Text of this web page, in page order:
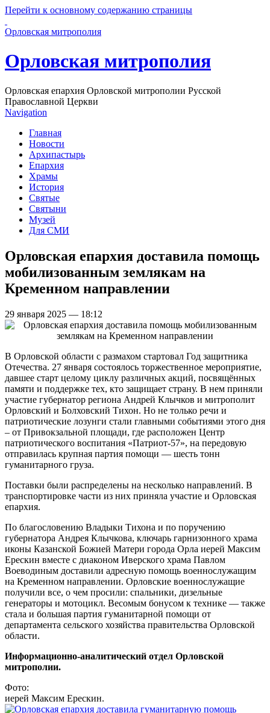
Перейти к основному содержанию страницы
Орловская митрополия
Орловская митрополия
Орловская епархия Орловской митрополии Русской
Православной Церкви
Navigation
Главная
Новости
Архипастырь
Епархия
Храмы
История
Святые
Святыни
Музей
Для СМИ
Орловская епархия доставила помощь
мобилизованным землякам на
Кременном направлении
29 января 2025 — 18:12
В Орловской области с размахом стартовал Год защитника
Отечества. 27 января состоялось торжественное мероприятие,
давшее старт целому циклу различных акций, посвящённых
памяти и поддержке тех, кто защищает страну. В нем приняли
участие губернатор региона Андрей Клычков и митрополит
Орловский и Болховский Тихон. Но не только речи и
патриотические лозунги стали главными событиями этого дня
– от Привокзальной площади, где расположен Центр
патриотического воспитания «Патриот-57», на передовую
отправилась крупная партия помощи — шесть тонн
гуманитарного груза.
Поставки были распределены на несколько направлений. В
транспортировке части из них приняла участие и Орловская
епархия.
По благословению Владыки Тихона и по поручению
губернатора Андрея Клычкова, ключарь гарнизонного храма
иконы Казанской Божией Матери города Орла иерей Максим
Ерескин вместе с диаконом Иверского храма Павлом
Воеводиным доставили адресную помощь военнослужащим
на Кременном направлении. Орловские военнослужащие
получили все, о чем просили: спальники, дизельные
генераторы и мотоцикл. Весомым бонусом к технике — также
стала и большая партия гуманитарной помощи от
департамента сельского хозяйства правительства Орловской
области.
Информационно-аналитический отдел Орловской
митрополии.
Фото:
иерей Максим Ерескин.